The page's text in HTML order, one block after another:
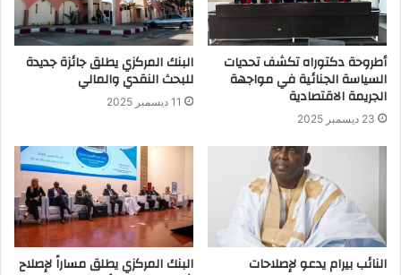
أطروحة دكتوراه تكشف تحديات
السياسة الجنائية في مواجهة
الجريمة الاقتصادية
23 ديسمبر 2025
البنك المركزي يطلق جائزة جديدة
للبحث النقدي والمالي
11 ديسمبر 2025
النائب بيرام يدعو لإصلاحات البنك المركزي يطلق مساراً لإصلاح